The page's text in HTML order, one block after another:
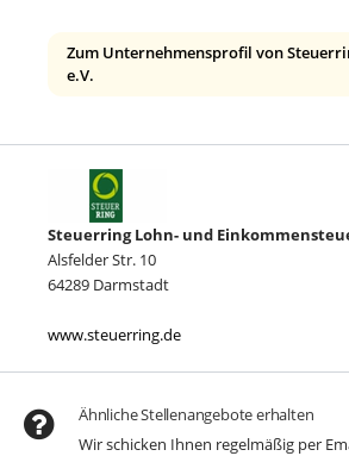
Zum Unternehmensprofil von
e.V.
Steuerring Lohn- und
Alsfelder Str. 10
64289 Darmstadt
www.steuerring.de
Ähnliche Stellenangebote erhalten
Wir schicken Ihnen regelmäßig per